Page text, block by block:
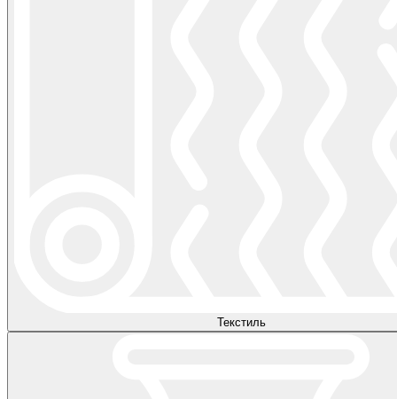
Текстиль